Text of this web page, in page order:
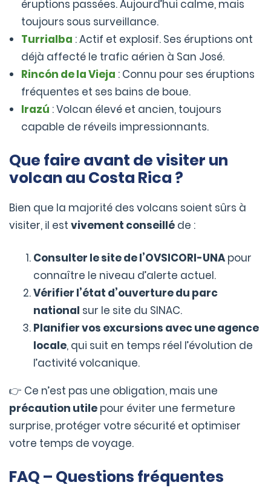
éruptions passées. Aujourd’hui calme, mais
toujours sous surveillance.
Turrialba : Actif et explosif. Ses éruptions ont
déjà affecté le trafic aérien à San José.
Rincón de la Vieja : Connu pour ses éruptions
fréquentes et ses bains de boue.
Irazú : Volcan élevé et ancien, toujours
capable de réveils impressionnants.
Que faire avant de visiter un
volcan au Costa Rica ?
Bien que la majorité des volcans soient sûrs à
visiter, il est vivement conseillé de :
Consulter le site de l’OVSICORI-UNApour
connaître le niveau d’alerte actuel.
Vérifier l’état d’ouverture du parc
national sur le site du SINAC.
Planifier vos excursions avec une agence
locale, qui suit en temps réel l’évolution de
l’activité volcanique.
👉 Ce n’est pas une obligation, mais une
précaution utile pour éviter une fermeture
surprise, protéger votre sécurité et optimiser
votre temps de voyage.
FAQ – Questions fréquentes